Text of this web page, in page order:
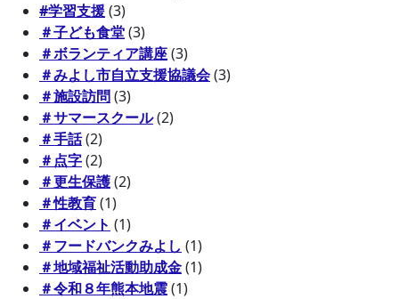
#学習支援(3)
＃子ども食堂(3)
＃ボランティア講座(3)
＃みよし市自立支援協議会(3)
＃施設訪問(3)
＃サマースクール(2)
＃手話(2)
＃点字(2)
＃更生保護(2)
＃性教育(1)
＃イベント (1)
＃フードバンクみよし (1)
＃地域福祉活動助成金(1)
＃令和８年熊本地震(1)